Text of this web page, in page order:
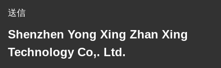
送信
Shenzhen Yong Xing Zhan Xing
Technology Co,. Ltd.